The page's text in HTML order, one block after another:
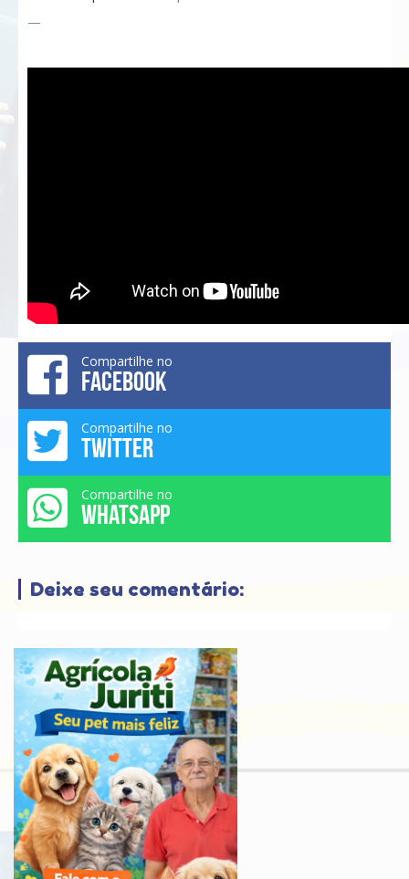
—
Compartilhe no
FACEBOOK
Compartilhe no
TWITTER
Compartilhe no
WHATSAPP
Deixe seu comentário: